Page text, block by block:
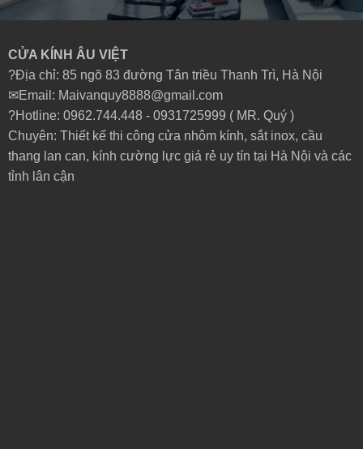
CỬA KÍNH ÂU VIỆT
?Địa chỉ: 85 ngõ 83 đường Tân triều Thanh Trì, Hà Nội
✉Email: Maivanquy8888@gmail.com
?Hotline: 0962.744.448 - 0931725999 ( MR. Quý )
Chuyên: Thiết kế thi công cửa nhôm kính, sắt inox, cầu
thang lan can, kính cường lực giá rẻ uy tín tại Hà Nội và các
tỉnh lân cận